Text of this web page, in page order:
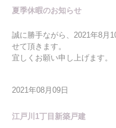
夏季休暇のお知らせ
誠に勝手ながら、2021年8月
せて頂きます。
宜しくお願い申し上げます。
2021年08月09日
江戸川1丁目新築戸建